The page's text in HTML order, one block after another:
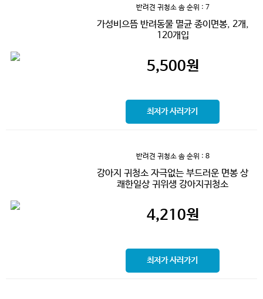
반려견 귀청소 솜순위 : 7
가성비으뜸 반려동물 멸균 종이면봉, 2개,
120개입
5,500원
최저가 사러가기
반려견 귀청소 솜순위 : 8
강아지 귀청소 자극없는 부드러운 면봉 상
쾌한일상 귀위생 강아지귀청소
4,210원
최저가 사러가기